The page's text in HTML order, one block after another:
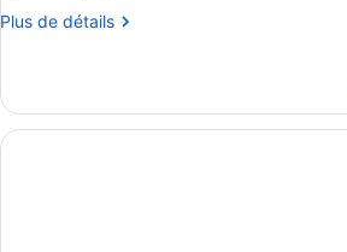
Chambre
grands
lits,
Plus de détails
Plus
Chambre
Standard,
2